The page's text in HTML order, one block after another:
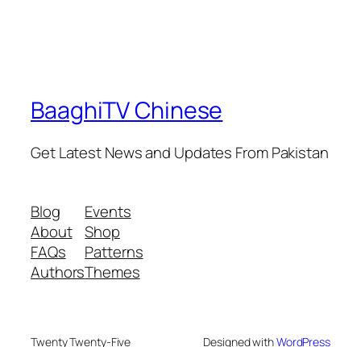
BaaghiTV Chinese
Get Latest News and Updates From Pakistan
Blog
About
FAQs
Authors
Events
Shop
Patterns
Themes
Twenty Twenty-Five Designed withWordPress